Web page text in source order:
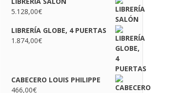
5.128,00€
LIBRERÍA GLOBE, 4 PUERTAS
1.874,00€
CABECERO LOUIS PHILIPPE
466,00€